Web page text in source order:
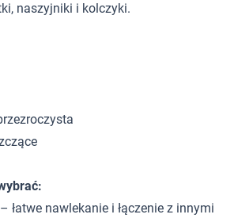
naszyjniki i kolczyki.
łatwe nawlekanie i łączenie z innymi